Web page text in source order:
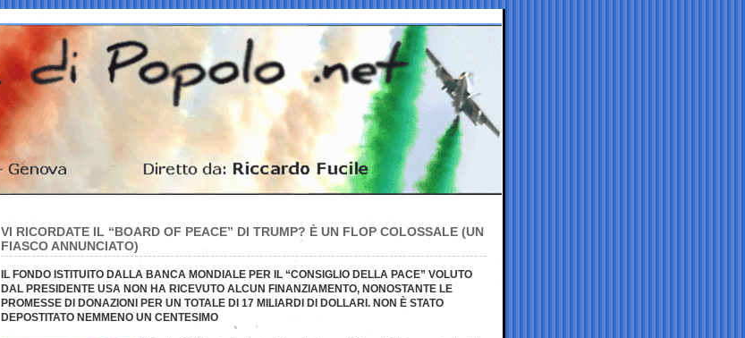
VI RICORDATE IL “BOARD OF PEACE” DI TRUMP? È UN FLOP COLOSSALE (UN
FIASCO ANNUNCIATO)
IL FONDO ISTITUITO DALLA BANCA MONDIALE PER IL “CONSIGLIO DELLA PACE” VOLUTO
DAL PRESIDENTE USA NON HA RICEVUTO ALCUN FINANZIAMENTO, NONOSTANTE LE
PROMESSE DI DONAZIONI PER UN TOTALE DI 17 MILIARDI DI DOLLARI. NON È STATO
DEPOSTITATO NEMMENO UN CENTESIMO